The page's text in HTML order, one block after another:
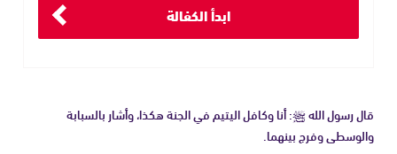
قال رسول الله ﷺ: أنا وكافل اليتيم في الجنة هكذا، وأشار بالسبابة
والوسطى وفرج بينهما.
ابدأ الكفالة